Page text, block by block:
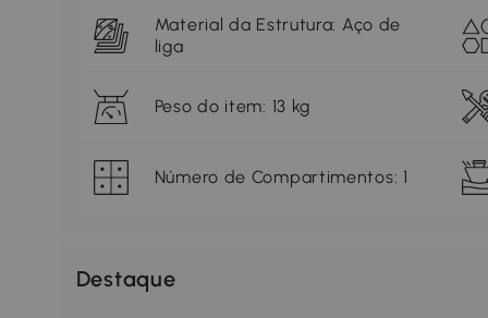
Material da Estrutura: Aço de
liga
Peso do item: 13 kg
Número de Compartimentos: 1
Destaque